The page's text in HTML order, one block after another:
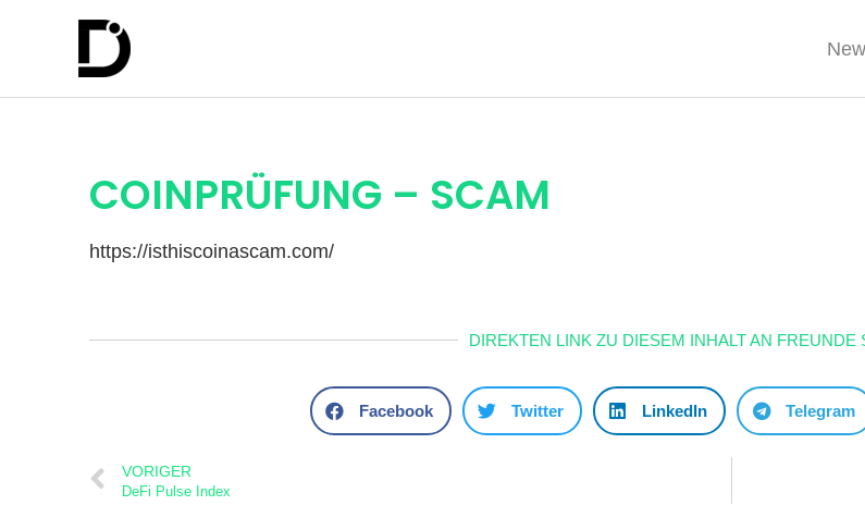
COINPRÜFUNG – SCAM
https://isthiscoinascam.com/
DIREKTEN LINK ZU DIESEM INHALT AN FREUNDE
Facebook Twitter LinkedIn Telegram
VORIGER
DeFi Pulse Index